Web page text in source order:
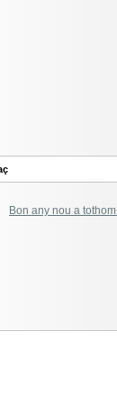
Bon any nou a